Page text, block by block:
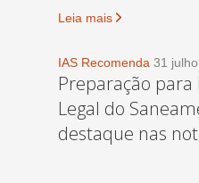
Leia mais
IAS Recomenda 31
Preparação para
Legal do
destaque nas